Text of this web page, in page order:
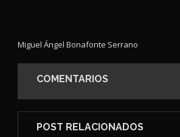
Miguel Ángel Bonafonte Serrano
COMENTARIOS
POST RELACIONADOS